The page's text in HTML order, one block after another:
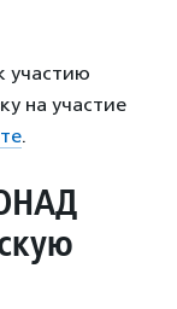
участию
на участие
.